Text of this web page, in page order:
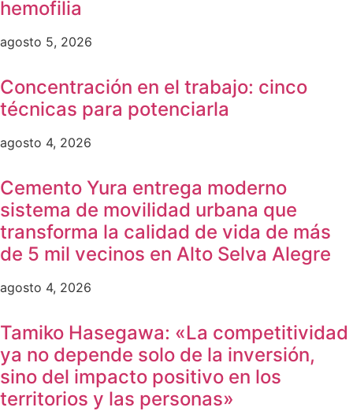
hemofilia
agosto 5, 2026
Concentración en el trabajo: cinco
técnicas para potenciarla
agosto 4, 2026
Cemento Yura entrega moderno
sistema de movilidad urbana que
transforma la calidad de vida de más
de 5 mil vecinos en Alto Selva Alegre
agosto 4, 2026
Tamiko Hasegawa: «La competitividad
ya no depende solo de la inversión,
sino del impacto positivo en los
territorios y las personas»